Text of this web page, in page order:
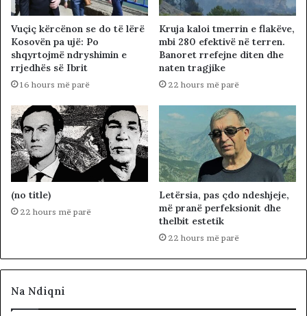
Vuçiç kërcënon se do të lërë
Kosovën pa ujë: Po
shqyrtojmë ndryshimin e
rrjedhës së Ibrit
16 hours më parë
Kruja kaloi tmerrin e flakëve,
mbi 280 efektivë në terren.
Banoret rrefejne diten dhe
naten tragjike
22 hours më parë
(no title)
22 hours më parë
Letërsia, pas çdo ndeshjeje,
më pranë perfeksionit dhe
thelbit estetik
22 hours më parë
Na Ndiqni